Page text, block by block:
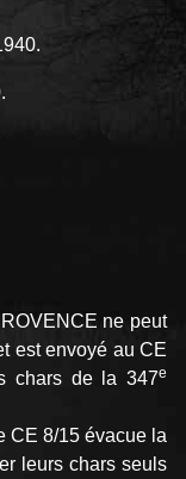
ne peut
est envoyé au CE
chars de la 347e
CE 8/15 évacue la
leurs chars seuls